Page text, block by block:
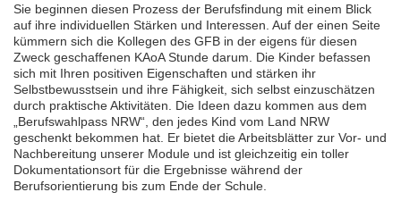
Sie beginnen diesen Prozess der Berufsfindung mit einem Blick
auf ihre individuellen Stärken und Interessen. Auf der einen Seite
kümmern sich die Kollegen des GFB in der eigens für diesen
Zweck geschaffenen KAoA Stunde darum. Die Kinder befassen
sich mit Ihren positiven Eigenschaften und stärken ihr
Selbstbewusstsein und ihre Fähigkeit, sich selbst einzuschätzen
durch praktische Aktivitäten. Die Ideen dazu kommen aus dem
„Berufswahlpass NRW“, den jedes Kind vom Land NRW
geschenkt bekommen hat. Er bietet die Arbeitsblätter zur Vor- und
Nachbereitung unserer Module und ist gleichzeitig ein toller
Dokumentationsort für die Ergebnisse während der
Berufsorientierung bis zum Ende der Schule.